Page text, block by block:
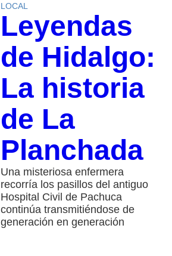
LOCAL
Leyendas
de Hidalgo:
La historia
de La
Planchada
Una misteriosa enfermera
recorría los pasillos del antiguo
Hospital Civil de Pachuca
continúa transmitiéndose de
generación en generación